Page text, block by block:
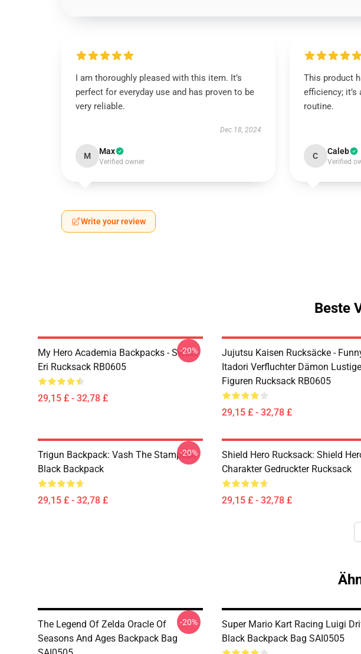
I am thoroughly pleased with this item. It’s
perfect for everyday use and has proven to be
very reliable.
Dec 18, 2024
M Max
Verified owner
This product
efficiency;
routine.
C Caleb
Verified
Write your review
Beste
My Hero Academia Backpacks - Sweet
Eri Rucksack RB0605
29,15 £ - 32,78 £
-20%
Jujutsu Kaisen Rucksäcke -
Itadori Verfluchter Dämon Lustige
Figuren Rucksack RB0605
29,15 £ - 32,78 £
Trigun Backpack: Vash The Stampede
Black Backpack
29,15 £ - 32,78 £
-20%
Shield Hero Rucksack: Shield
Charakter Gedruckter Rucksack
29,15 £ - 32,78 £
The Legend Of Zelda Oracle Of
Seasons And Ages Backpack Bag
-20%
Super Mario Kart Racing Luigi
Black Backpack Bag SAI0505